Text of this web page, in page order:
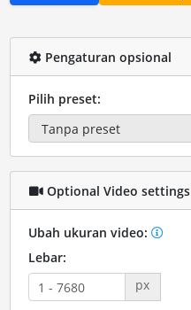
Pengaturan opsional
Pilih preset:
Optional Video settings
Ubah ukuran video:
Lebar:
px